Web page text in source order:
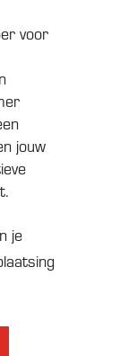
voor
jouw
je